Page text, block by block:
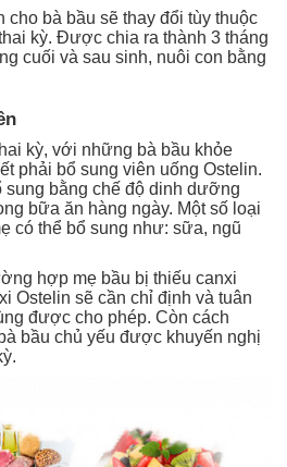
cho bà bầu sẽ thay đổi tùy thuộc
kỳ. Được chia ra thành 3 tháng
cuối và sau sinh, nuôi con bằng
kỳ, với những bà bầu khỏe
phải bổ sung viên uống Ostelin.
sung bằng chế độ dinh dưỡng
bữa ăn hàng ngày. Một số loại
có thể bổ sung như: sữa, ngũ
hợp mẹ bầu bị thiếu canxi
Ostelin sẽ cần chỉ định và tuân
được cho phép. Còn cách
bầu chủ yếu được khuyến nghị